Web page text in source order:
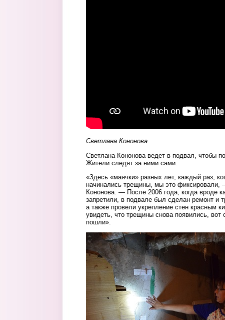
Светлана Кононова
Светлана Кононова ведет в подвал, чтобы
Жители следят за ними сами.
«Здесь «маячки» разных лет, каждый раз,
начинались трещины, мы это фиксировали,
Кононова. — После 2006 года, когда вроде
запретили, в подвале был сделан ремонт и
а также провели укрепление стен красным
увидеть, что трещины снова появились, вот
пошли».
2.jpg